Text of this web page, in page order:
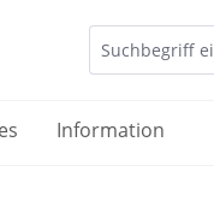
Information